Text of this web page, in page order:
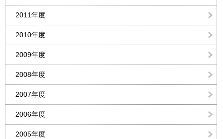
2011年度
2010年度
2009年度
2008年度
2007年度
2006年度
2005年度